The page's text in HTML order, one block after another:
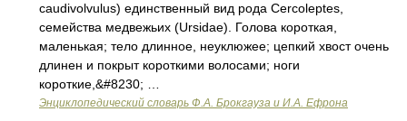
caudivolvulus) единственный вид рода Cercoleptes,
семейства медвежьих (Ursidae). Голова короткая,
маленькая; тело длинное, неуклюжее; цепкий хвост очень
длинен и покрыт короткими волосами; ноги
короткие,&#8230; …
Энциклопедический словарь Ф.А. Брокгауза и И.А. Ефрона